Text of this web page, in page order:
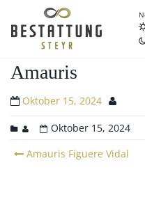
Amauris
Oktober 15, 2024
Oktober 15, 2024
Post
Amauris Figuere Vidal